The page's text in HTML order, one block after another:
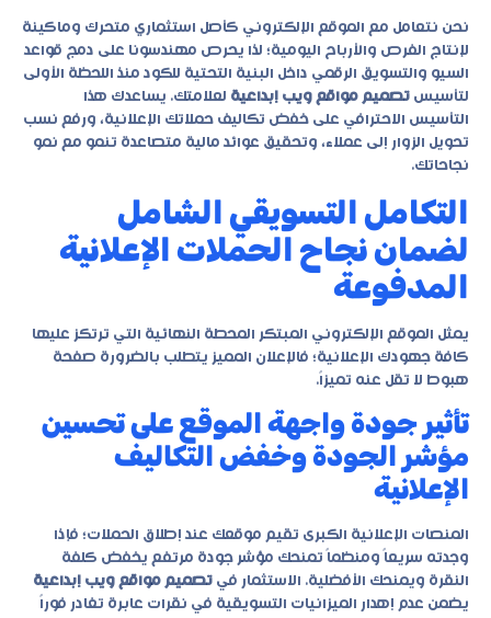
نحن نتعامل مع الموقع الإلكتروني كأصل استثماري متحرك وماكينة
لإنتاج الفرص والأرباح اليومية؛ لذا يحرص مهندسونا على دمج قواعد
السيو والتسويق الرقمي داخل البنية التحتية للكود منذ اللحظة الأولى
لتأسيس تصميم مواقع ويب إبداعية لعلامتك. يساعدك هذا
التأسيس الاحترافي على خفض تكاليف حملاتك الإعلانية، ورفع نسب
تحويل الزوار إلى عملاء، وتحقيق عوائد مالية متصاعدة تنمو مع نمو
نجاحاتك.
التكامل التسويقي الشامل
لضمان نجاح الحملات الإعلانية
المدفوعة
يمثل الموقع الإلكتروني المبتكر المحطة النهائية التي ترتكز عليها
كافة جهودك الإعلانية؛ فالإعلان المميز يتطلب بالضرورة صفحة
هبوط لا تقل عنه تميزاً.
تأثير جودة واجهة الموقع على تحسين
مؤشر الجودة وخفض التكاليف
الإعلانية
المنصات الإعلانية الكبرى تقيم موقعك عند إطلاق الحملات؛ فإذا
وجدته سريعاً ومنظماً تمنحك مؤشر جودة مرتفع يخفض كلفة
النقرة ويمنحك الأفضلية. الاستثمار في تصميم مواقع ويب إبداعية
يضمن عدم إهدار الميزانيات التسويقية في نقرات عابرة تغادر فوراً